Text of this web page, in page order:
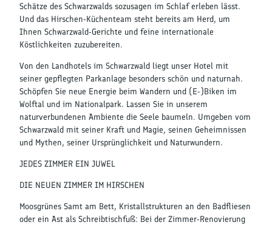
Schätze des Schwarzwalds sozusagen im Schlaf erleben lässt.
Und das Hirschen-Küchenteam steht bereits am Herd, um
Ihnen Schwarzwald-Gerichte und feine internationale
Köstlichkeiten zuzubereiten.
Von den Landhotels im Schwarzwald liegt unser Hotel mit
seiner gepflegten Parkanlage besonders schön und naturnah.
Schöpfen Sie neue Energie beim Wandern und (E-)Biken im
Wolftal und im Nationalpark. Lassen Sie in unserem
naturverbundenen Ambiente die Seele baumeln. Umgeben vom
Schwarzwald mit seiner Kraft und Magie, seinen Geheimnissen
und Mythen, seiner Ursprünglichkeit und Naturwundern.
JEDES ZIMMER EIN JUWEL
DIE NEUEN ZIMMER IM HIRSCHEN
Moosgrünes Samt am Bett, Kristallstrukturen an den Badfliesen
oder ein Ast als Schreibtischfuß: Bei der Zimmer-Renovierung